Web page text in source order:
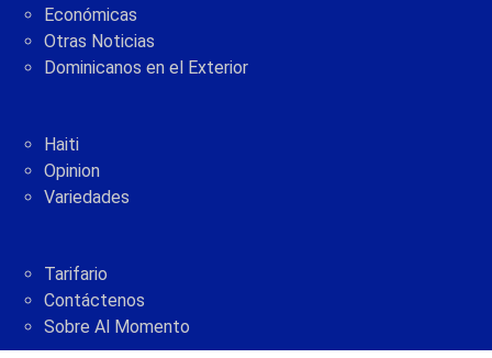
Económicas
Otras Noticias
Dominicanos en el Exterior
Haiti
Opinion
Variedades
Tarifario
Contáctenos
Sobre Al Momento